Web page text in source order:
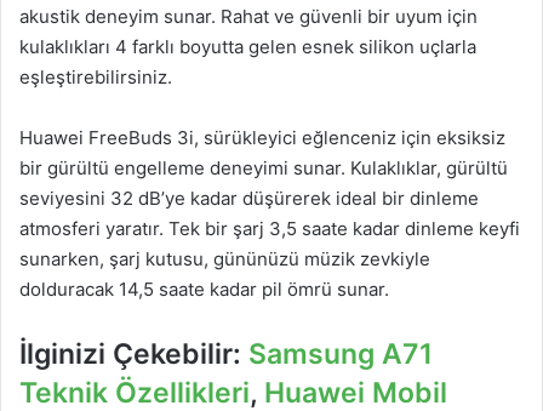
akustik deneyim sunar. Rahat ve güvenli bir uyum için
kulaklıkları 4 farklı boyutta gelen esnek silikon uçlarla
eşleştirebilirsiniz.
Huawei FreeBuds 3i, sürükleyici eğlenceniz için eksiksiz
bir gürültü engelleme deneyimi sunar. Kulaklıklar, gürültü
seviyesini 32 dB’ye kadar düşürerek ideal bir dinleme
atmosferi yaratır. Tek bir şarj 3,5 saate kadar dinleme keyfi
sunarken, şarj kutusu, gününüzü müzik zevkiyle
dolduracak 14,5 saate kadar pil ömrü sunar.
İlginizi Çekebilir: Samsung A71
Teknik Özellikleri, Huawei Mobil